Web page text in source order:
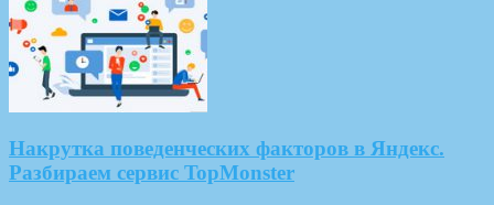
Накрутка поведенческих факторов в Яндекс.
Разбираем сервис TopMonster